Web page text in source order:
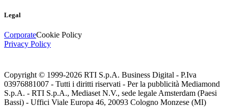
Legal
CorporateCookie Policy
Privacy Policy
Copyright © 1999-2026 RTI S.p.A. Business Digital - P.Iva
03976881007 - Tutti i diritti riservati - Per la pubblicità Mediamond
S.p.A. - RTI S.p.A., Mediaset N.V., sede legale Amsterdam (Paesi
Bassi) - Uffici Viale Europa 46, 20093 Cologno Monzese (MI)